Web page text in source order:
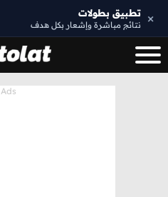
× تطبيق بطولات
نتائج مباشرة وإشعار بكل هدف